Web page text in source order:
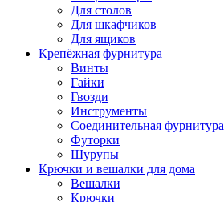
Для столов
Для шкафчиков
Для ящиков
Крепёжная фурнитура
Винты
Гайки
Гвозди
Инструменты
Соединительная фурнитура
Футорки
Шурупы
Крючки и вешалки для дома
Вешалки
Крючки